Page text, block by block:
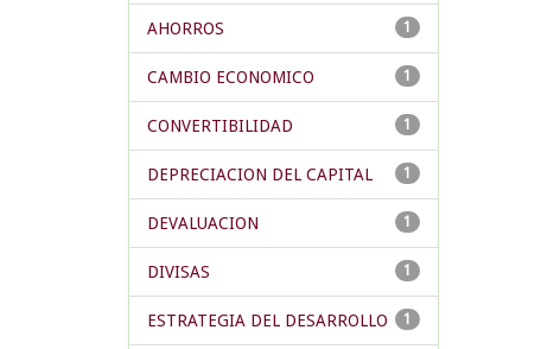
1
AHORROS
1
CAMBIO ECONOMICO
1
CONVERTIBILIDAD
1
DEPRECIACION DEL CAPITAL
1
DEVALUACION
1
DIVISAS
1
ESTRATEGIA DEL DESARROLLO